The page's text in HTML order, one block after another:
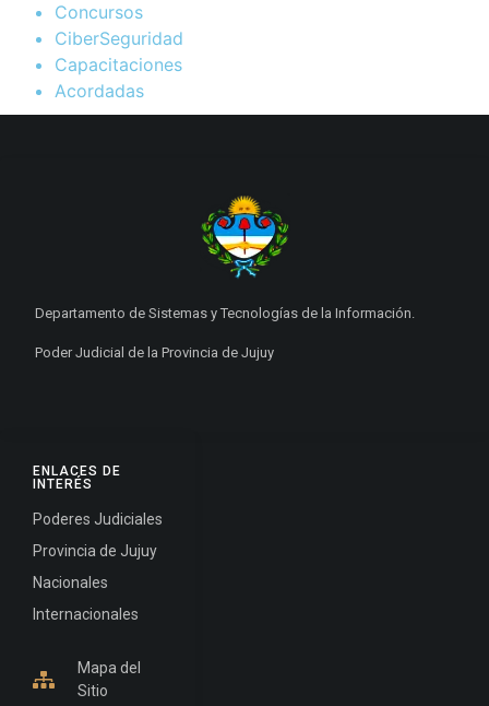
Concursos
CiberSeguridad
Capacitaciones
Acordadas
ENLACES DE
INTERÉS
Poderes Judiciales
Provincia de Jujuy
Nacionales
Internacionales
Mapa del
Sitio
Departamento de Sistemas y Tecnologías de la Información.
Poder Judicial de la Provincia de Jujuy